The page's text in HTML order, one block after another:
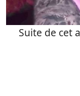
Suite de cet